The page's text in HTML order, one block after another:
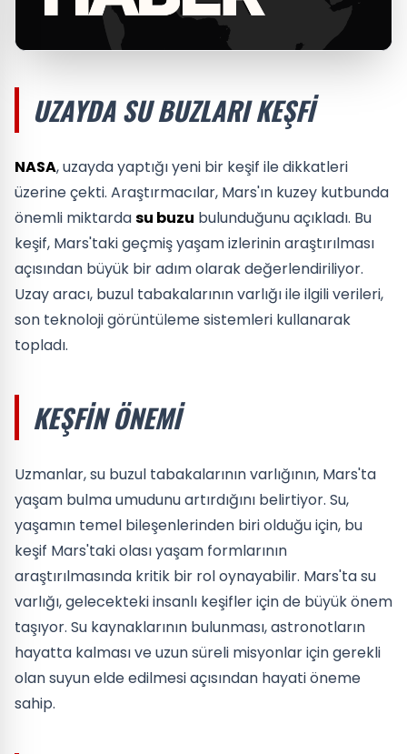
UZAYDA SU BUZLARI KEŞFI
NASA, uzayda yaptığı yeni bir keşif ile dikkatleri
üzerine çekti. Araştırmacılar, Mars'ın kuzey kutbunda
önemli miktardasu buzu bulunduğunu açıkladı. Bu
keşif, Mars'taki geçmiş yaşam izlerinin araştırılması
açısından büyük bir adım olarak değerlendiriliyor.
Uzay aracı, buzul tabakalarının varlığı ile ilgili verileri,
son teknoloji görüntüleme sistemleri kullanarak
topladı.
KEŞFIN ÖNEMI
Uzmanlar, su buzul tabakalarının varlığının, Mars'ta
yaşam bulma umudunu artırdığını belirtiyor. Su,
yaşamın temel bileşenlerinden biri olduğu için, bu
keşif Mars'taki olası yaşam formlarının
araştırılmasında kritik bir rol oynayabilir. Mars'ta su
varlığı, gelecekteki insanlı keşifler için de büyük önem
taşıyor. Su kaynaklarının bulunması, astronotların
hayatta kalması ve uzun süreli misyonlar için gerekli
olan suyun elde edilmesi açısından hayati öneme
sahip.